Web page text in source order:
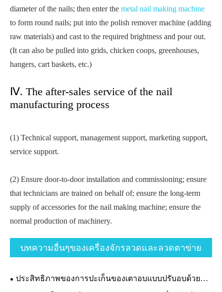
diameter of the nails; then enter the metal nail making machine
to form round nails; put into the polish remover machine (adding
raw materials) and cast to the required brightness and pour out.
(It can also be pulled into grids, chicken coops, greenhouses,
hangers, cart baskets, etc.)
Ⅳ. The after-sales service of the nail
manufacturing process
(1) Technical support, management support, marketing support,
service support.
(2) Ensure door-to-door installation and commissioning; ensure
that technicians are trained on behalf of; ensure the long-term
supply of accessories for the nail making machine; ensure the
normal production of machinery.
บทความอื่นๆของเครื่องจักรลวดและลวดตาข่าย
ประสิทธิภาพของการปะเก็นของเตาอบแบบปรับอบด้วยสุญญากาศว่าง